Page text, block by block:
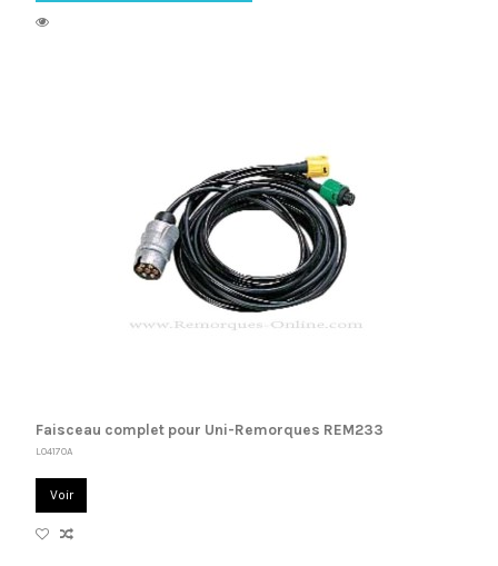
Faisceau complet pour Uni-Remorques REM233
L04170A
Voir